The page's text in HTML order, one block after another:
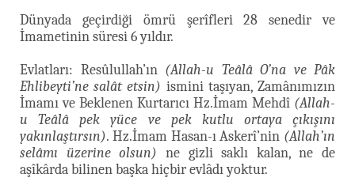
Dünyada geçirdiği ömrü şerîfleri 28 senedir ve
İmametinin süresi 6 yıldır.
Evlatları: Resûlullah’ın (Allah-u Teâlâ O’na ve Pâk
Ehlibeyti’ne salât etsin) ismini taşıyan, Zamânımızın
İmamı ve Beklenen Kurtarıcı Hz.İmam Mehdî (Allah-
u Teâlâ pek yüce ve pek kutlu ortaya çıkışını
yakınlaştırsın). Hz.İmam Hasan-ı Askerî’nin (Allah’ın
selâmı üzerine olsun) ne gizli saklı kalan, ne de
aşîkârda bilinen başka hiçbir evlâdı yoktur.